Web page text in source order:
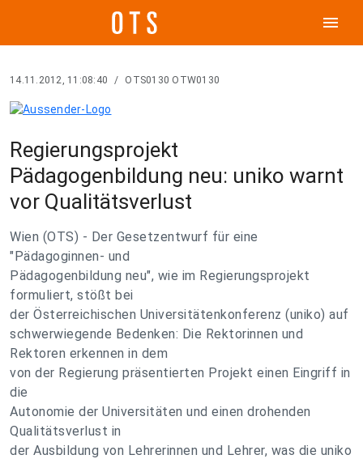
menu
14.11.2012, 11:08:40 / OTS0130 OTW0130
Regierungsprojekt
Pädagogenbildung neu: uniko warnt
vor Qualitätsverlust
Wien (OTS) - Der Gesetzentwurf für eine
"Pädagoginnen- und
Pädagogenbildung neu", wie im Regierungsprojekt
formuliert, stößt bei
der Österreichischen Universitätenkonferenz (uniko) auf
schwerwiegende Bedenken: Die Rektorinnen und
Rektoren erkennen in dem
von der Regierung präsentierten Projekt einen Eingriff in
die
Autonomie der Universitäten und einen drohenden
Qualitätsverlust in
der Ausbildung von Lehrerinnen und Lehrer, was die uniko